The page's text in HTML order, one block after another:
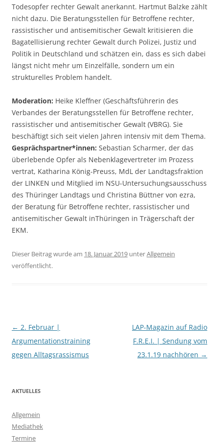
Todesopfer rechter Gewalt anerkannt. Hartmut Balzke zählt
nicht dazu. Die Beratungsstellen für Betroffene rechter,
rassistischer und antisemitischer Gewalt kritisieren die
Bagatellisierung rechter Gewalt durch Polizei, Justiz und
Politik in Deutschland und schätzen ein, dass es sich dabei
längst nicht mehr um Einzelfälle, sondern um ein
strukturelles Problem handelt.
Moderation: Heike Kleffner (Geschäftsführerin des
Verbandes der Beratungsstellen für Betroffene rechter,
rassistischer und antisemitischer Gewalt (VBRG). Sie
beschäftigt sich seit vielen Jahren intensiv mit dem Thema.
Gesprächspartner*innen: Sebastian Scharmer, der das
überlebende Opfer als Nebenklagevertreter im Prozess
vertrat, Katharina König-Preuss, MdL der Landtagsfraktion
der LINKEN und Mitglied im NSU-Untersuchungsausschuss
des Thüringer Landtags und Christina Büttner von ezra,
der Beratung für Betroffene rechter, rassistischer und
antisemitischer Gewalt inThüringen in Trägerschaft der
EKM.
Dieser Beitrag wurde am 18. Januar 2019 unterAllgemein
veröffentlicht.
Beitragsnavigation
← 2. Februar |
Argumentationstraining
gegen Alltagsrassismus
LAP-Magazin auf Radio
F.R.E.I. | Sendung vom
23.1.19 nachhören →
AKTUELLES
Allgemein
Mediathek
Termine